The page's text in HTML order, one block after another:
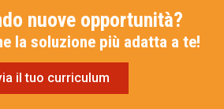
nuove opportunità?
la soluzione più adatta a te!
il tuo curriculum